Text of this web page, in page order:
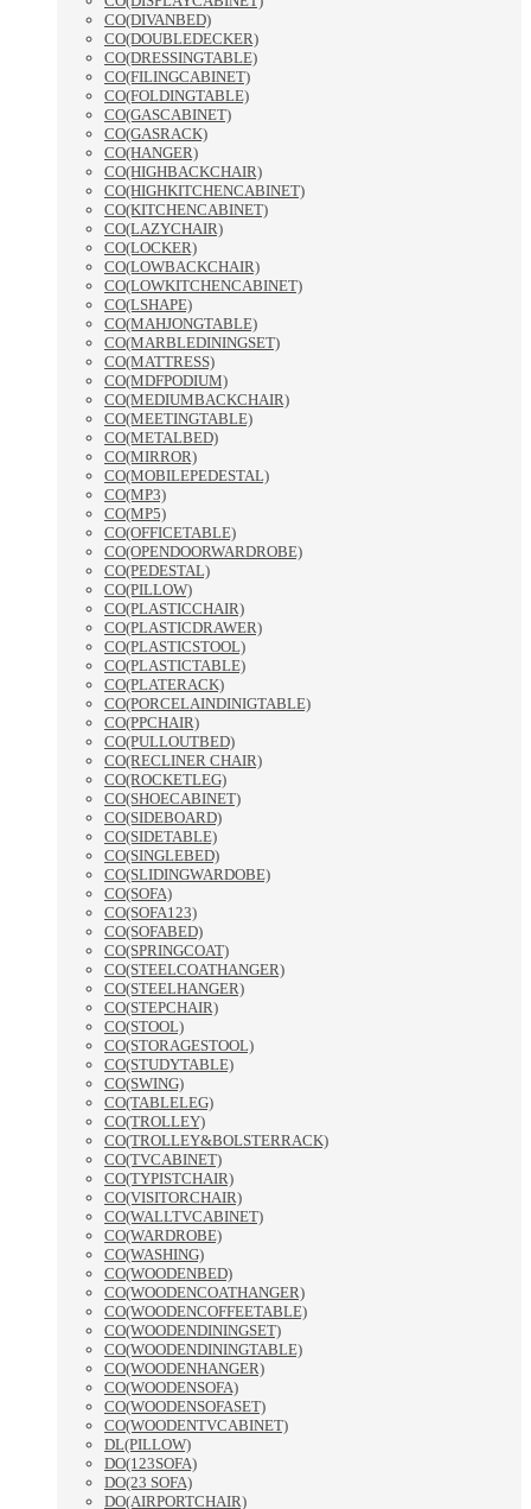
CO(DIVANBED)
CO(DOUBLEDECKER)
CO(DRESSINGTABLE)
CO(FILINGCABINET)
CO(FOLDINGTABLE)
CO(GASCABINET)
CO(GASRACK)
CO(HANGER)
CO(HIGHBACKCHAIR)
CO(HIGHKITCHENCABINET)
CO(KITCHENCABINET)
CO(LAZYCHAIR)
CO(LOCKER)
CO(LOWBACKCHAIR)
CO(LOWKITCHENCABINET)
CO(LSHAPE)
CO(MAHJONGTABLE)
CO(MARBLEDININGSET)
CO(MATTRESS)
CO(MDFPODIUM)
CO(MEDIUMBACKCHAIR)
CO(MEETINGTABLE)
CO(METALBED)
CO(MIRROR)
CO(MOBILEPEDESTAL)
CO(MP3)
CO(MP5)
CO(OFFICETABLE)
CO(OPENDOORWARDROBE)
CO(PEDESTAL)
CO(PILLOW)
CO(PLASTICCHAIR)
CO(PLASTICDRAWER)
CO(PLASTICSTOOL)
CO(PLASTICTABLE)
CO(PLATERACK)
CO(PORCELAINDINIGTABLE)
CO(PPCHAIR)
CO(PULLOUTBED)
CO(RECLINER CHAIR)
CO(ROCKETLEG)
CO(SHOECABINET)
CO(SIDEBOARD)
CO(SIDETABLE)
CO(SINGLEBED)
CO(SLIDINGWARDOBE)
CO(SOFA)
CO(SOFA123)
CO(SOFABED)
CO(SPRINGCOAT)
CO(STEELCOATHANGER)
CO(STEELHANGER)
CO(STEPCHAIR)
CO(STOOL)
CO(STORAGESTOOL)
CO(STUDYTABLE)
CO(SWING)
CO(TABLELEG)
CO(TROLLEY)
CO(TROLLEY&BOLSTERRACK)
CO(TVCABINET)
CO(TYPISTCHAIR)
CO(VISITORCHAIR)
CO(WALLTVCABINET)
CO(WARDROBE)
CO(WASHING)
CO(WOODENBED)
CO(WOODENCOATHANGER)
CO(WOODENCOFFEETABLE)
CO(WOODENDININGSET)
CO(WOODENDININGTABLE)
CO(WOODENHANGER)
CO(WOODENSOFA)
CO(WOODENSOFASET)
CO(WOODENTVCABINET)
DL(PILLOW)
DO(123SOFA)
DO(23 SOFA)
DO(AIRPORTCHAIR)